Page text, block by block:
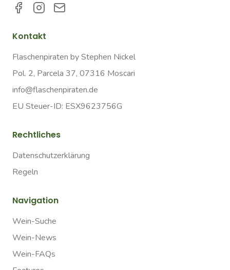
Kontakt
Flaschenpiraten by Stephen Nickel
Pol. 2, Parcela 37, 07316 Moscari
info@flaschenpiraten.de
EU Steuer-ID: ESX9623756G
Rechtliches
Datenschutzerklärung
Regeln
Navigation
Wein-Suche
Wein-News
Wein-FAQs